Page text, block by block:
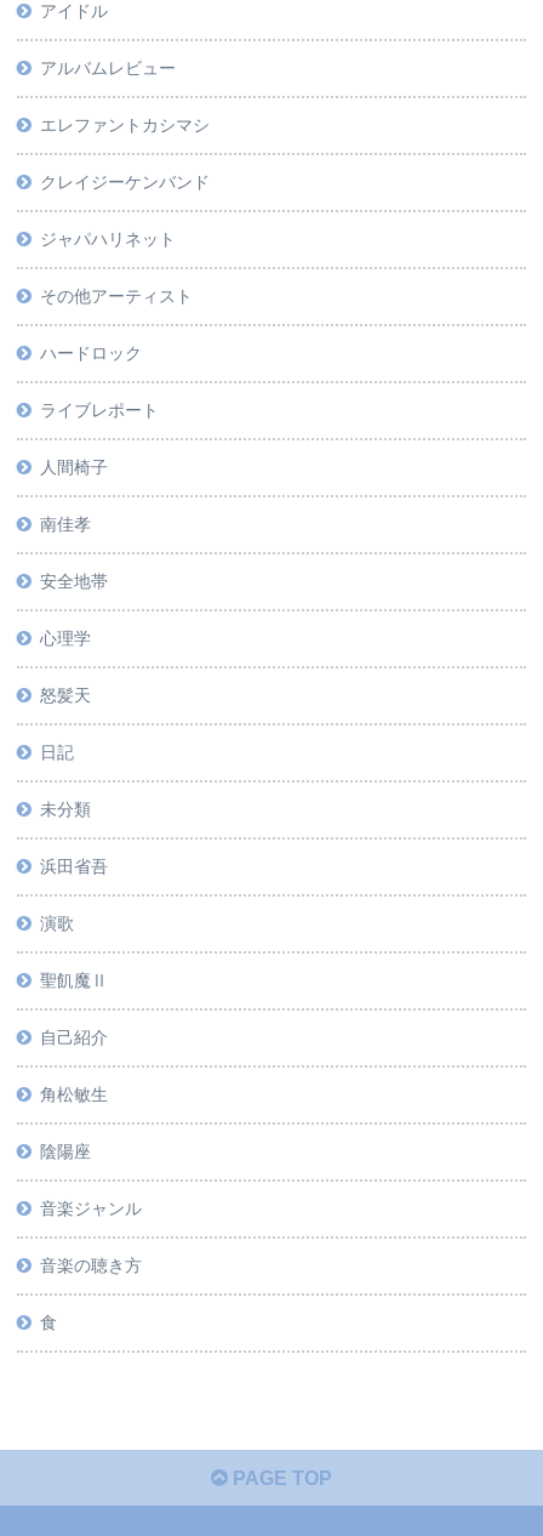
アイドル
アルバムレビュー
エレファントカシマシ
クレイジーケンバンド
ジャパハリネット
その他アーティスト
ハードロック
ライブレポート
人間椅子
南佳孝
安全地帯
心理学
怒髪天
日記
未分類
浜田省吾
演歌
聖飢魔Ⅱ
自己紹介
角松敏生
陰陽座
音楽ジャンル
音楽の聴き方
食
PAGE TOP